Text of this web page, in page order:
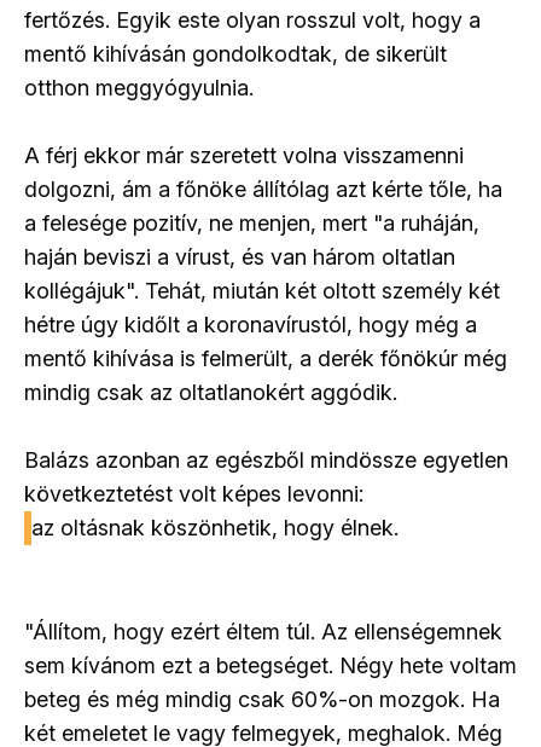
fertőzés. Egyik este olyan rosszul volt, hogy a
mentő kihívásán gondolkodtak, de sikerült
otthon meggyógyulnia.
A férj ekkor már szeretett volna visszamenni
dolgozni, ám a főnöke állítólag azt kérte tőle, ha
a felesége pozitív, ne menjen, mert "a ruháján,
haján beviszi a vírust, és van három oltatlan
kollégájuk". Tehát, miután két oltott személy két
hétre úgy kidőlt a koronavírustól, hogy még a
mentő kihívása is felmerült, a derék főnökúr még
mindig csak az oltatlanokért aggódik.
Balázs azonban az egészből mindössze egyetlen
következtetést volt képes levonni:
az oltásnak köszönhetik, hogy élnek.
"Állítom, hogy ezért éltem túl. Az ellenségemnek
sem kívánom ezt a betegséget. Négy hete voltam
beteg és még mindig csak 60%-on mozgok. Ha
két emeletet le vagy felmegyek, meghalok. Még